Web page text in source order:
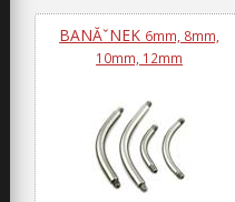
BANĂˇNEK 6mm, 8mm,
10mm, 12mm